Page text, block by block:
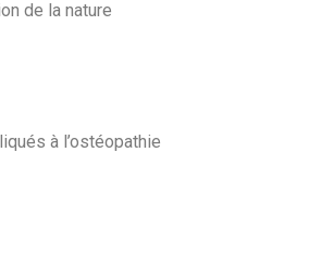
de la nature
à l’ostéopathie